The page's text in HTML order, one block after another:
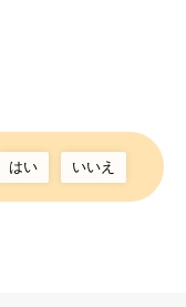
はい いいえ